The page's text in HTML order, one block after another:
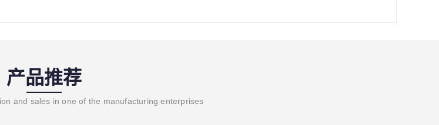
产品推荐
and sales in one of the manufacturing enterprises